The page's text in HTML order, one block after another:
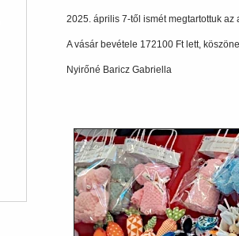
2025. április 7-től ismét megtartottuk az
A vásár bevétele 172100 Ft lett,
Nyirőné Baricz Gabriella